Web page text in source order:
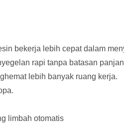
bekerja lebih cepat dalam
rapi tanpa batasan
lebih banyak ruang kerja.
limbah otomatis